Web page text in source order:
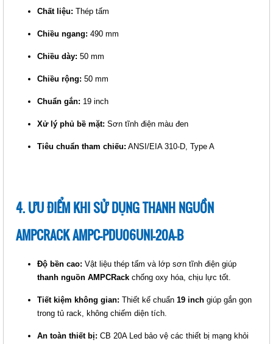
THANH NGUỒN AMPCRACK
Mã sản phẩm: MT-AMPC-
(AMPC-F1100-B)
Mã sản phẩm: MT-AMPC-F1100-B
Chất liệu: Thép tấm
Chiều ngang: 490 mm
Chiều dày: 50 mm
Chiều rộng: 50 mm
Chuẩn gắn: 19 inch
Xử lý phủ bề mặt: Sơn tĩnh điện màu đen
Tiêu chuẩn tham chiếu: ANSI/EIA 310-D, Type A
4. ƯU ĐIỂM KHI SỬ DỤNG THANH NGUỒN
AMPCRACK AMPC-PDU06UNI-20A-B
Độ bền cao: Vật liệu thép tấm và lớp sơn tĩnh điện giúp
thanh nguồn AMPCRack chống oxy hóa, chịu lực tốt.
Tiết kiệm không gian: Thiết kế chuẩn 19 inch giúp gắn gọn
trong tủ rack, không chiếm diện tích.
An toàn thiết bị: CB 20A Led bảo vệ các thiết bị mạng khỏi